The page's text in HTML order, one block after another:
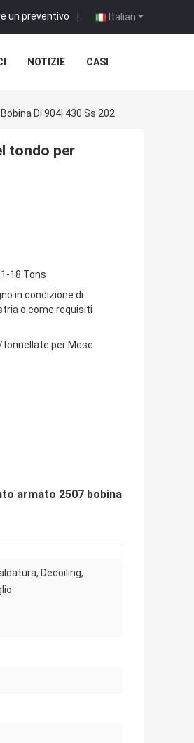
Italian
un preventivo |
NOTIZIE CASI
Di 904l 430 Ss 202
tondo per
18 Tons
in condizione di
o come requisiti
per Mese
armato 2507 bobina
Decoiling,